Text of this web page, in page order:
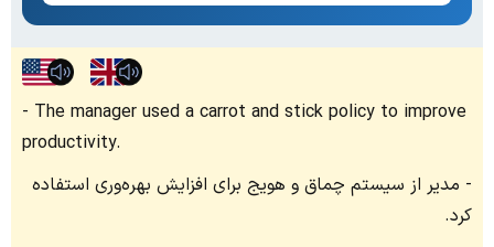
The manager used a carrot and stick policy to improve
productivity.
مدیر از سیستم چماق و هویج برای افزایش بهره‌وری استفاده
کرد.